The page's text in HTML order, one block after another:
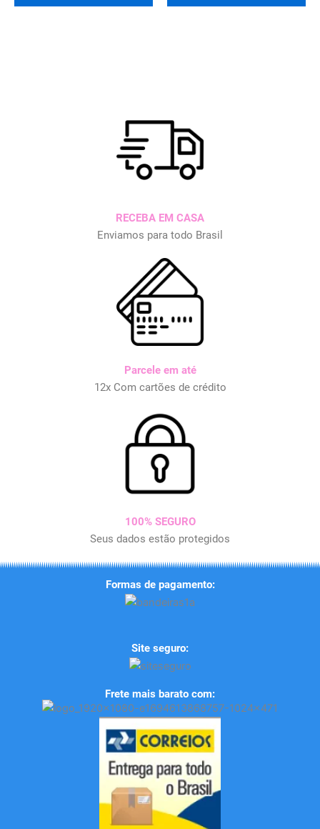
RECEBA EM CASA
Enviamos para todo Brasil
Parcele em até
12x Com cartões de crédito
100% SEGURO
Seus dados estão protegidos
Formas de pagamento:
Site seguro:
Frete mais barato com: